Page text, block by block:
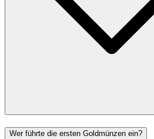
Wer führte die ersten Goldmünzen ein?